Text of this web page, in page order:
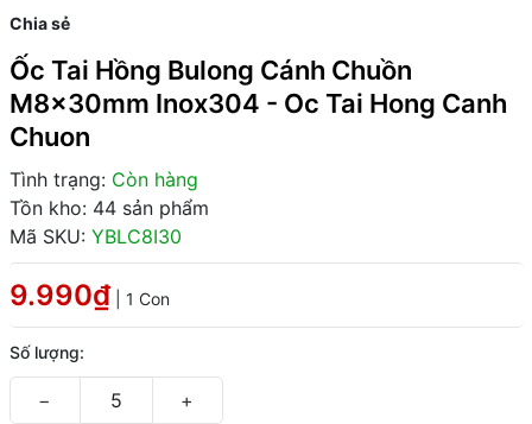
Chia sẻ
Ốc Tai Hồng Bulong Cánh Chuồn
M8x30mm Inox304 - Oc Tai Hong Canh
Chuon
Tình trạng: Còn hàng
Tồn kho: 44 sản phẩm
Mã SKU: YBLC8I30
9.990₫ | 1 Con
Số lượng:
− +